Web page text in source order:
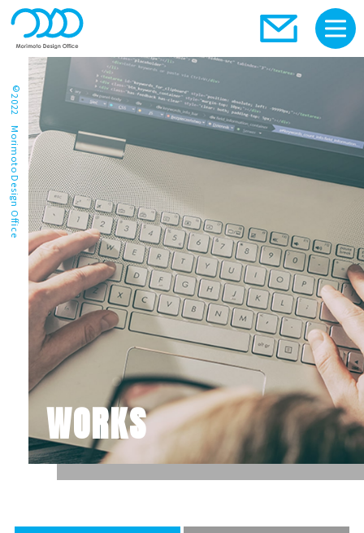
WORKS
©2022 Morimoto Design Office